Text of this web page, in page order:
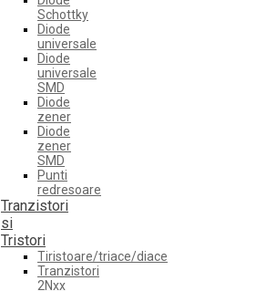
Schottky
Diode
universale
Diode
universale
SMD
Diode
zener
Diode
zener
SMD
Punti
redresoare
Tranzistori
si
Tristori
Tiristoare/triace/diace
Tranzistori
2Nxx